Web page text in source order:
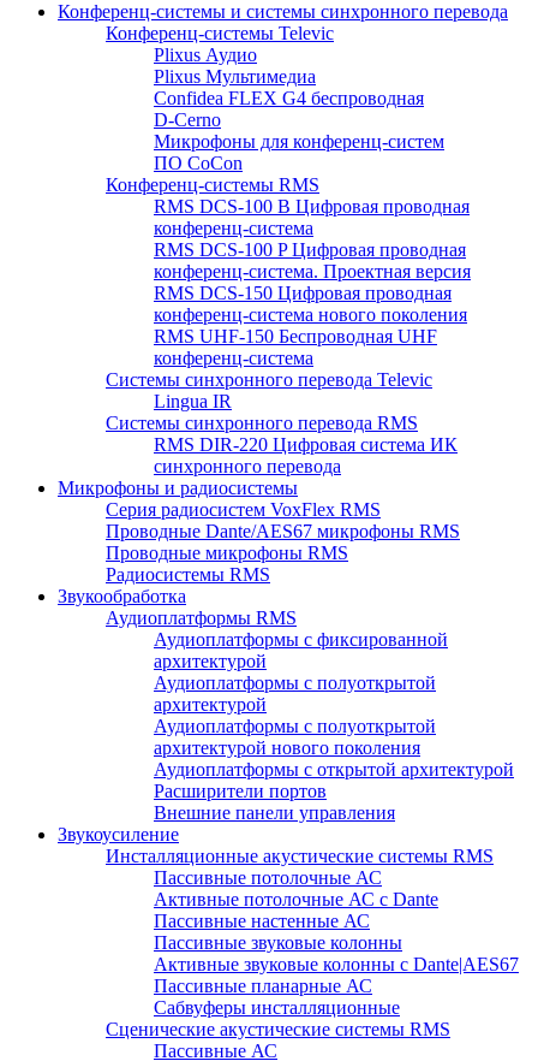
Конференц-системы и системы синхронного перевода
Конференц-системы Televic
Plixus Аудио
Plixus Мультимедиа
Confidea FLEX G4 беспроводная
D-Cerno
Микрофоны для конференц-систем
ПО CoCon
Конференц-системы RMS
RMS DCS-100 B Цифровая проводная
конференц-система
RMS DCS-100 P Цифровая проводная
конференц-система. Проектная версия
RMS DCS-150 Цифровая проводная
конференц-система нового поколения
RMS UHF-150 Беспроводная UHF
конференц-система
Системы синхронного перевода Televic
Lingua IR
Системы синхронного перевода RMS
RMS DIR-220 Цифровая система ИК
синхронного перевода
Микрофоны и радиосистемы
Серия радиосистем VoxFlex RMS
Проводные Dante/AES67 микрофоны RMS
Проводные микрофоны RMS
Радиосистемы RMS
Звукообработка
Аудиоплатформы RMS
Аудиоплатформы с фиксированной
архитектурой
Аудиоплатформы с полуоткрытой
архитектурой
Аудиоплатформы с полуоткрытой
архитектурой нового поколения
Аудиоплатформы с открытой архитектурой
Расширители портов
Внешние панели управления
Звукоусиление
Инсталляционные акустические системы RMS
Пассивные потолочные АС
Активные потолочные АС с Dante
Пассивные настенные АС
Пассивные звуковые колонны
Активные звуковые колонны с Dante|AES67
Пассивные планарные АС
Сабвуферы инсталляционные
Сценические акустические системы RMS
Пассивные АС